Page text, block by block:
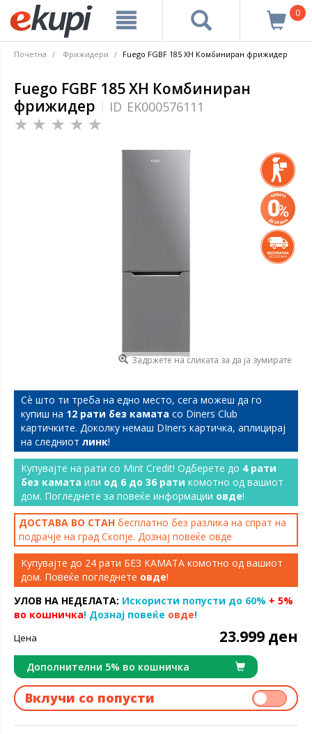
0
Почетна Фрижидери Fuego FGBF 185 XH Комбиниран фрижидер
Fuego FGBF 185 XH Комбиниран
фрижидер
ID EK000576111
Задржете на сликата за да ја зумирате
Сѐ што ти треба на едно место, сега можеш да го
купиш на 12 рати без камата со Diners Club
картичките. Доколку немаш DIners картичка, аплицирај
на следниот линк!
Купувајте на рати со Mint Credit! Одберете до 4 рати
без камата или од 6 до 36 рати комотно од вашиот
дом. Погледнете за повеќе информации овде!
ДОСТАВА ВО СТАН бесплатно без разлика на спрат на
подрачје на град Скопје. Дознај повеќе овде
Купувајте до 24 рати БЕЗ КАМАТА комотно од вашиот
дом. Повеќе погледнете овде!
УЛОВ НА НЕДЕЛАТА: Искористи попусти до 60% + 5%
во кошничка! Дознај повеќе овде!
Цена 23.999 ден
Дополнителни 5% во кошничка
Вклучи со попусти